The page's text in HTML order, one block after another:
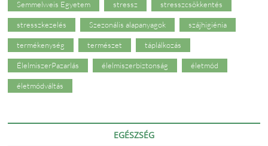
Semmelweis Egyetem stressz stresszcsökkentés
stresszkezelés Szezonális alapanyagok szájhigiénia
termékenység természet táplálkozás
ÉlelmiszerPazarlás élelmiszerbiztonság életmód
életmódváltás
EGÉSZSÉG